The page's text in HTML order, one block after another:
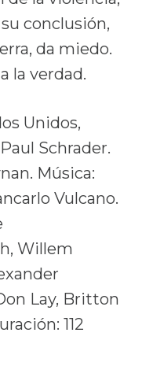
conclusión,
da miedo.
la verdad.
Unidos,
Schrader.
Música:
Vulcano.
Willem
Lay, Britton
112